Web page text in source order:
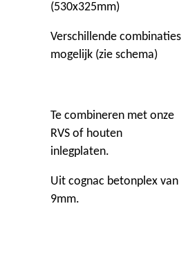
(530x325mm)
Verschillende combinaties
mogelijk (zie schema)
Te combineren met onze
RVS of houten
inlegplaten.
Uit cognac betonplex van
9mm.